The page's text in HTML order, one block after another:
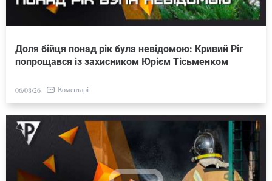
Доля бійця понад рік була невідомою: Кривий Ріг
попрощався із захисником Юрієм Тісьменком
06/08/26 Коментарі